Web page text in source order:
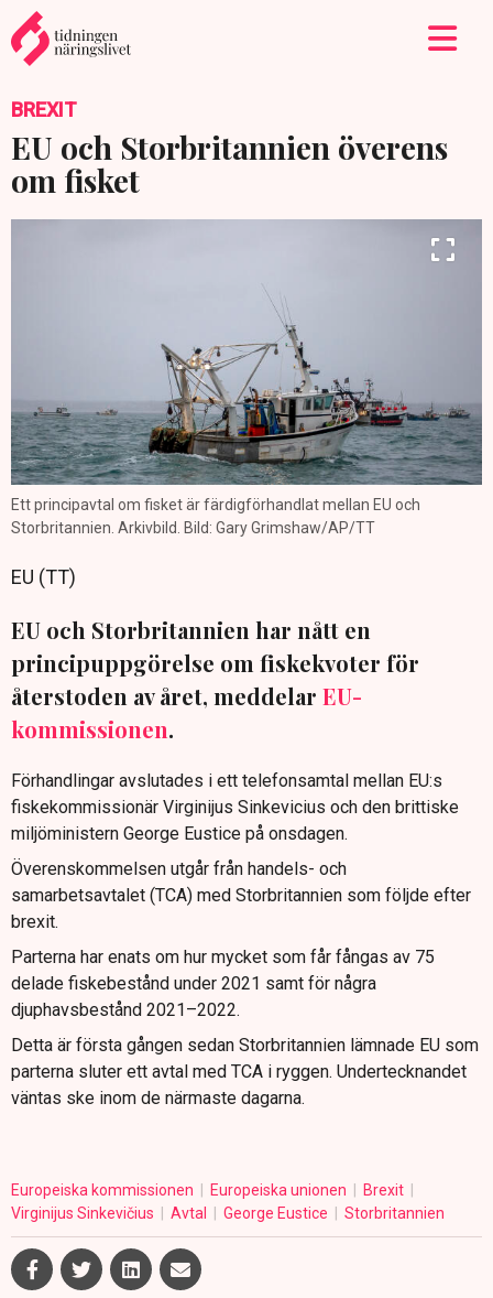
BREXIT
EU och Storbritannien överens
om fisket
Ett principavtal om fisket är färdigförhandlat mellan EU och
Storbritannien. Arkivbild. Bild: Gary Grimshaw/AP/TT
EU (TT)
EU och Storbritannien har nått en
principuppgörelse om fiskekvoter för
återstoden av året, meddelar EU-
kommissionen.
Förhandlingar avslutades i ett telefonsamtal mellan EU:s
fiskekommissionär Virginijus Sinkevicius och den brittiske
miljöministern George Eustice på onsdagen.
Överenskommelsen utgår från handels- och
samarbetsavtalet (TCA) med Storbritannien som följde efter
brexit.
Parterna har enats om hur mycket som får fångas av 75
delade fiskebestånd under 2021 samt för några
djuphavsbestånd 2021–2022.
Detta är första gången sedan Storbritannien lämnade EU som
parterna sluter ett avtal med TCA i ryggen. Undertecknandet
väntas ske inom de närmaste dagarna.
Europeiska kommissionen Europeiska unionen
Brexit
Virginijus Sinkevičius
Avtal George Eustice Storbritannien